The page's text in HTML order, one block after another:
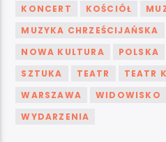
KONCERT
KOŚCIÓŁ
MUZYKA CHRZEŚCIJAŃSKA
NOWA KULTURA
POLSKA
SZTUKA
TEATR
TEATR
WARSZAWA
WIDOWISKO
WYDARZENIA